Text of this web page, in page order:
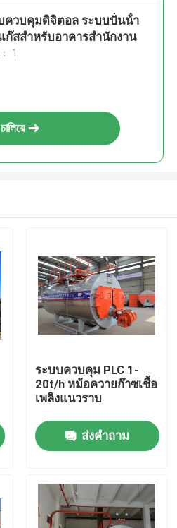
ควบคุมดิจิตอล ระบบปั่นน้ํา
ก๊สสําหรับอาคารสํานักงาน
1
চালিয়ে
ระบบควบคุม PLC 1-
20t/h หม้อควายก๊าซเชื้อ
เพลิงแนวราบ
ส่งคำถาม